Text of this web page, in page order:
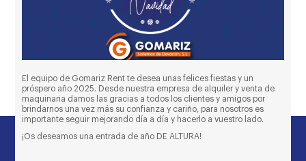
El equipo de Gomariz Rent te desea unas felices fiestas y un
próspero año 2025. Desde nuestra empresa de alquiler y venta de
maquinaria damos las gracias a todos los clientes y amigos por
brindarnos una vez más su confianza y cariño, para nosotros es
importante seguir mejorando día a día y hacerlo a vuestro lado.
¡Os deseamos una entrada de año DE ALTURA!